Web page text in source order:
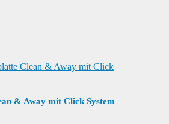
& Away mit Click System